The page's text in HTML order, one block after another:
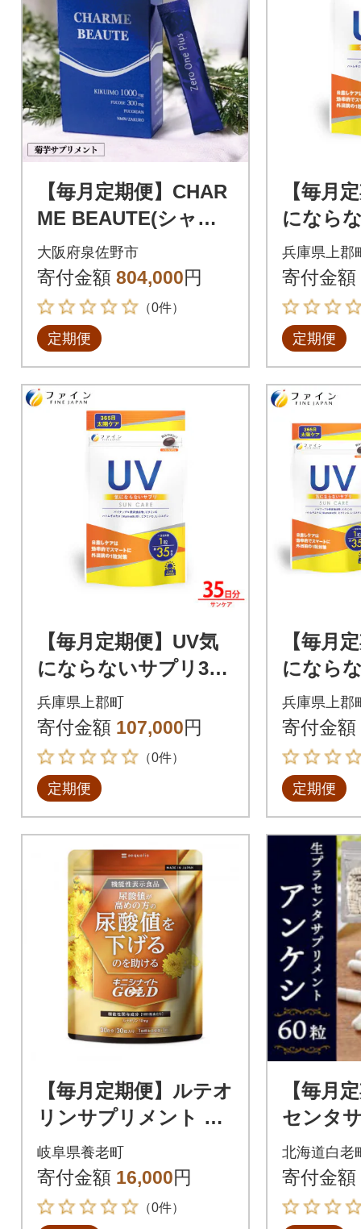
【毎月定期便】CHAR
ME BEAUTE(シャル
ム ボーテ)菊芋サプリ
メント 全12回
大阪府泉佐野市
寄付金額 804,000円
（0件）
定期便
【毎月
になら
日分全3
兵庫県上郡
寄付金額
定期便
【毎月定期便】UV気
にならないサプリ35
日分全12回
兵庫県上郡町
寄付金額 107,000円
（0件）
定期便
【毎月
になら
日分 2
回
兵庫県上郡
寄付金額
定期便
【毎月定期便】ルテオ
リンサプリメント キ
ニシナイトGOLD尿酸
値ケア 30日(30粒)全4
回
岐阜県養老町
寄付金額 16,000円
（0件）
【毎月
センタ
ト・ア
回
北海道白老
寄付金額